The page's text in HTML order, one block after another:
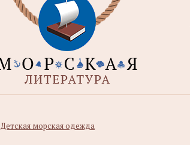
Детская морская одежда